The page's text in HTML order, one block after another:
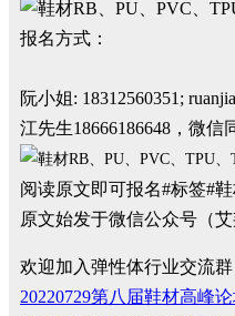
报名方式：
阮小姐: 18312560351;
江先生18666186648，微信
阅读原文即可报名#标签#
原文始发于微信公众号（艾
欢迎加入弹性体行业交流
20220729第八届鞋材高峰